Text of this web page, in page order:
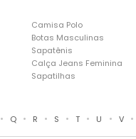
Camisa Polo
Botas Masculinas
Sapatênis
Calça Jeans Feminina
Sapatilhas
• Q • R • S • T • U • V •